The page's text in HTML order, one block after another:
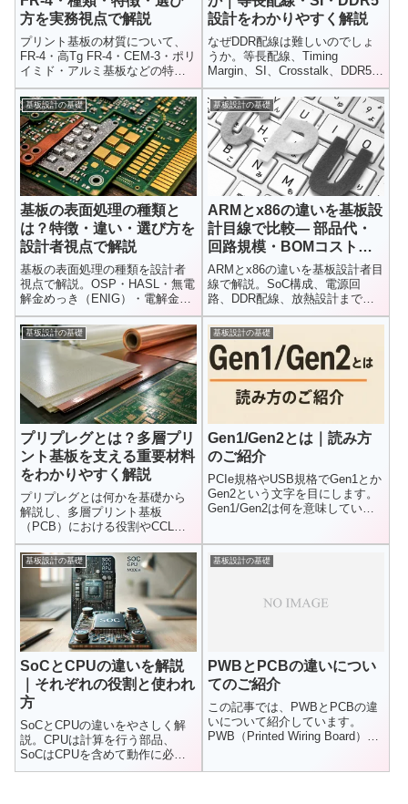
方を実務視点で解説
プリント基板の材質について、
FR-4・高Tg FR-4・CEM-3・ポリ
イミド・アルミ基板などの特徴
をわかりやすく解説します。FR-
4の限界や高速信号との関係、用
途別の選び方まで実務視点で整
理しています。
設計をわかりやすく解説
なぜDDR配線は難しいのでしょ
うか。等長配線、Timing
Margin、SI、Crosstalk、DDR5高
速化など、DDR設計で重要にな
る高速伝送の考え方をわかりや
すく解説します。
基板設計の基礎
基板の表面処理の種類と
は？特徴・違い・選び方を
設計者視点で解説
基板の表面処理の種類を設計者
視点で解説。OSP・HASL・無電
解金めっき（ENIG）・電解金メ
ッキの違い、特徴、コスト、用
途別の選び方まで分かりやすく
整理します。
基板設計の基礎
ARMとx86の違いを基板設
計目線で比較― 部品代・
回路規模・BOMコストは
どれだけ変わるのか？
ARMとx86の違いを基板設計者目
線で解説。SoC構成、電源回
路、DDR配線、放熱設計まで比
較し、BOMコストや部品点数が
どこで差になるのかを具体的に
整理します。CPU単価では見え
ないトータルコストの違いを知
りたい方へ。
基板設計の基礎
プリプレグとは？多層プリ
ント基板を支える重要材料
をわかりやすく解説
プリプレグとは何かを基礎から
解説し、多層プリント基板
（PCB）における役割やCCLと
の違い、絶縁・接着・樹脂流動
などの機能を整理。AIサーバー
や高速通信基板で重要性が高ま
る理由や材料価格への影響もわ
かりやすく解説します。
基板設計の基礎
Gen1/Gen2とは｜読み方
のご紹介
PCIe規格やUSB規格でGen1とか
Gen2という文字を目にします。
Gen1/Gen2は何を意味している
基板設計の基礎
SoCとCPUの違いを解説
｜それぞれの役割と使われ
方
SoCとCPUの違いをやさしく解
説。CPUは計算を行う部品、
SoCはCPUを含めて動作に必要
な機能をまとめた部品です。専
基板設計の基礎
PWBとPCBの違いについ
てのご紹介
この記事では、PWBとPCBの違
いについて紹介しています。
PWB（Printed Wiring Board）